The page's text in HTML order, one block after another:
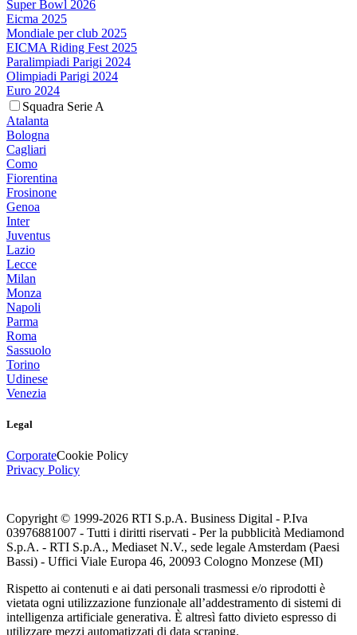
Super Bowl 2026
Eicma 2025
Mondiale per club 2025
EICMA Riding Fest 2025
Paralimpiadi Parigi 2024
Olimpiadi Parigi 2024
Euro 2024
Squadra Serie A
Atalanta
Bologna
Cagliari
Como
Fiorentina
Frosinone
Genoa
Inter
Juventus
Lazio
Lecce
Milan
Monza
Napoli
Parma
Roma
Sassuolo
Torino
Udinese
Venezia
Legal
CorporateCookie Policy
Privacy Policy
Copyright © 1999-2026 RTI S.p.A. Business Digital - P.Iva
03976881007 - Tutti i diritti riservati - Per la pubblicità Mediamond
S.p.A. - RTI S.p.A., Mediaset N.V., sede legale Amsterdam (Paesi
Bassi) - Uffici Viale Europa 46, 20093 Cologno Monzese (MI)
Rispetto ai contenuti e ai dati personali trasmessi e/o riprodotti è
vietata ogni utilizzazione funzionale all’addestramento di sistemi di
intelligenza artificiale generativa. È altresì fatto divieto espresso di
utilizzare mezzi automatizzati di data scraping.